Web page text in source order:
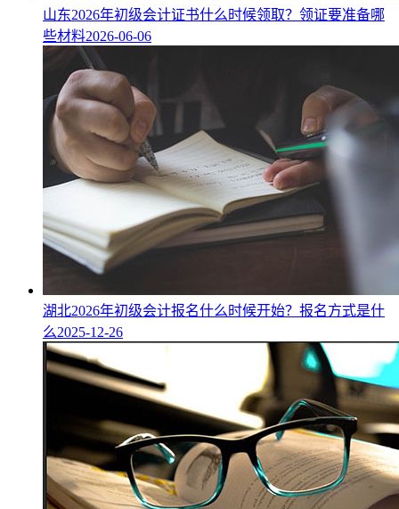
山东2026年初级会计证书什么时候领取？领证要准备哪
些材料2026-06-06
湖北2026年初级会计报名什么时候开始？报名方式是什
么2025-12-26